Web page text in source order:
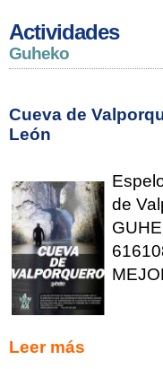
Actividades
Guheko
Cueva de
León
de
Leer más